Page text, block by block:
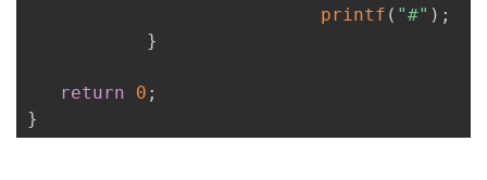
printf ( "#" ) ;
}
return 0 ;
}